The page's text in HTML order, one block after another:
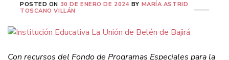
POSTED ON 30 DE ENERO DE 2024 BY MARÍA ASTRID
TOSCANO VILLÁN
Con recursos del Fondo de Programas Especiales para la